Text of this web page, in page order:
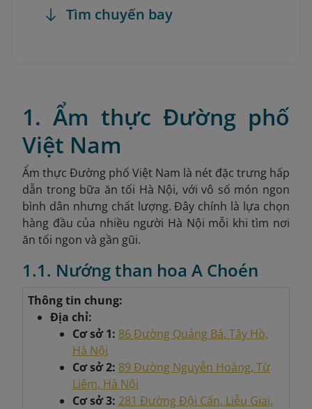
Tìm chuyến bay
1. Ẩm thực Đường phố
Việt Nam
Ẩm thực Đường phố Việt Nam là nét đặc trưng hấp
dẫn trong bữa ăn tối Hà Nội, với vô số món ngon
bình dân nhưng chất lượng. Đây chính là lựa chọn
hàng đầu của nhiều người Hà Nội mỗi khi tìm nơi
ăn tối ngon và gần gũi.
1.1. Nướng than hoa A Choén
Thông tin chung:
Địa chỉ:
Cơ sở 1: 86 Đường Quảng Bá, Tây Hồ,
Hà Nội
Cơ sở 2: 89 Đường Nguyễn Hoàng, Từ
Liêm, Hà Nội
Cơ sở 3: 281 Đường Đội Cấn, Liễu Giai,